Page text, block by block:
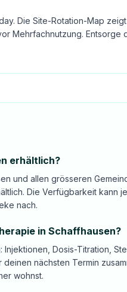
Die Site-Rotation-Map
Mehrfachnutzung. Entsorge
erhältlich?
und allen grösseren
Die Verfügbarkeit kann
nach.
in Schaffhausen?
Dosis-Titration,
nächsten Termin
wohnst.